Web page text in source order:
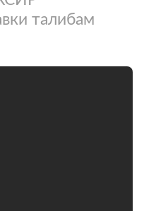
талибам